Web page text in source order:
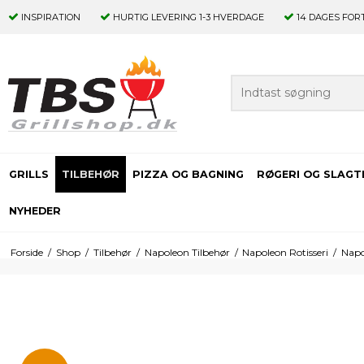
INSPIRATION HURTIG LEVERING 1-3 HVERDAGE 14 DAGES
GRILLS TILBEHØR PIZZA OG BAGNING RØGERI OG
NYHEDER
Forside / Shop / Tilbehør / Napoleon Tilbehør / Napoleon Rotisseri /